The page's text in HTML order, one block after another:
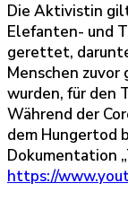
Die Aktivistin
Elefanten- und
gerettet,
Menschen
wurden, für den
Während der
dem Hungertod
Dokumentation
https://